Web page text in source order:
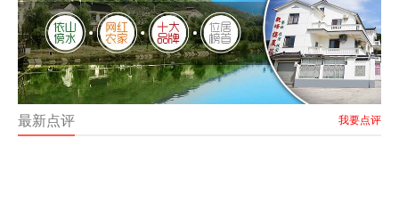
最新点评 我要点评